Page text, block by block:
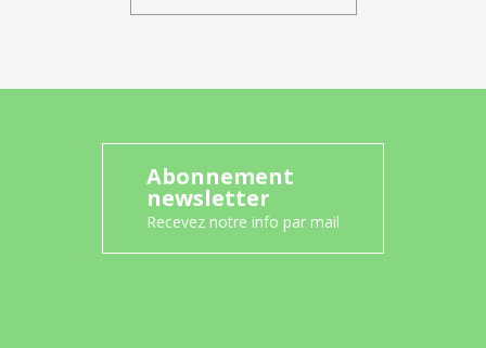
Abonnement
newsletter
Recevez notre info par mail